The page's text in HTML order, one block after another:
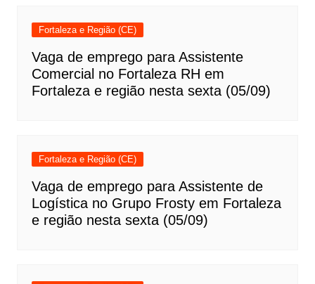
Fortaleza e Região (CE)
Vaga de emprego para Assistente
Comercial no Fortaleza RH em
Fortaleza e região nesta sexta (05/09)
Fortaleza e Região (CE)
Vaga de emprego para Assistente de
Logística no Grupo Frosty em Fortaleza
e região nesta sexta (05/09)